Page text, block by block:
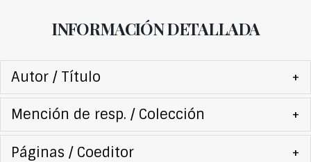
INFORMACIÓN DETALLADA
Autor / Título +
Mención de resp. / Colección +
Páginas / Coeditor +